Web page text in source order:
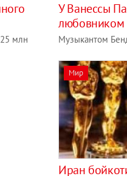
млн
У Ванессы
любовником
Музыкантом
Мир
Иран